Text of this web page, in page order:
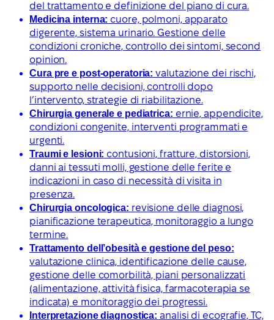
del trattamento e definizione del piano di cura.
Medicina interna: cuore, polmoni, apparato
digerente, sistema urinario. Gestione delle
condizioni croniche, controllo dei sintomi, second
opinion.
Cura pre e post-operatoria: valutazione dei rischi,
supporto nelle decisioni, controlli dopo
l’intervento, strategie di riabilitazione.
Chirurgia generale e pediatrica: ernie, appendicite,
condizioni congenite, interventi programmati e
urgenti.
Traumi e lesioni: contusioni, fratture, distorsioni,
danni ai tessuti molli, gestione delle ferite e
indicazioni in caso di necessità di visita in
presenza.
Chirurgia oncologica: revisione delle diagnosi,
pianificazione terapeutica, monitoraggio a lungo
termine.
Trattamento dell’obesità e gestione del peso:
valutazione clinica, identificazione delle cause,
gestione delle comorbilità, piani personalizzati
(alimentazione, attività fisica, farmacoterapia se
indicata) e monitoraggio dei progressi.
Interpretazione diagnostica: analisi di ecografie, TC,